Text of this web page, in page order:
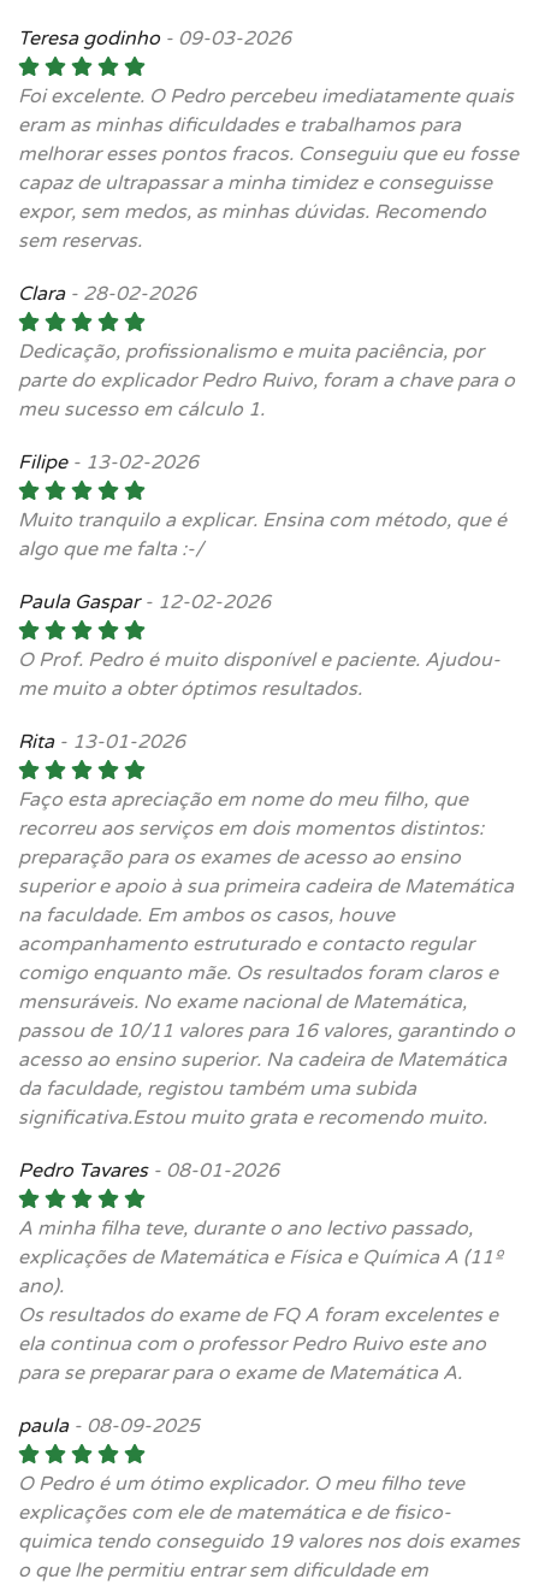
Teresa godinho - 09-03-2026
Foi excelente. O Pedro percebeu imediatamente quais
eram as minhas dificuldades e trabalhamos para
melhorar esses pontos fracos. Conseguiu que eu fosse
capaz de ultrapassar a minha timidez e conseguisse
expor, sem medos, as minhas dúvidas. Recomendo
sem reservas.
Clara- 28-02-2026
Dedicação, profissionalismo e muita paciência, por
parte do explicador Pedro Ruivo, foram a chave para o
meu sucesso em cálculo 1.
Filipe- 13-02-2026
Muito tranquilo a explicar. Ensina com método, que é
algo que me falta :-/
Paula Gaspar- 12-02-2026
O Prof. Pedro é muito disponível e paciente. Ajudou-
me muito a obter óptimos resultados.
Rita- 13-01-2026
Faço esta apreciação em nome do meu filho, que
recorreu aos serviços em dois momentos distintos:
preparação para os exames de acesso ao ensino
superior e apoio à sua primeira cadeira de Matemática
na faculdade. Em ambos os casos, houve
acompanhamento estruturado e contacto regular
comigo enquanto mãe. Os resultados foram claros e
mensuráveis. No exame nacional de Matemática,
passou de 10/11 valores para 16 valores, garantindo o
acesso ao ensino superior. Na cadeira de Matemática
da faculdade, registou também uma subida
significativa.Estou muito grata e recomendo muito.
Pedro Tavares- 08-01-2026
A minha filha teve, durante o ano lectivo passado,
explicações de Matemática e Física e Química A (11º
ano).
Os resultados do exame de FQ A foram excelentes e
ela continua com o professor Pedro Ruivo este ano
para se preparar para o exame de Matemática A.
paula- 08-09-2025
O Pedro é um ótimo explicador. O meu filho teve
explicações com ele de matemática e de fisico-
quimica tendo conseguido 19 valores nos dois exames
o que lhe permitiu entrar sem dificuldade em